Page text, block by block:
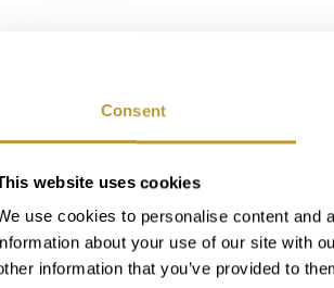
Consent
website uses cookies
use cookies to personalise content and
about your use of our site with
information that you’ve provided to
Standort